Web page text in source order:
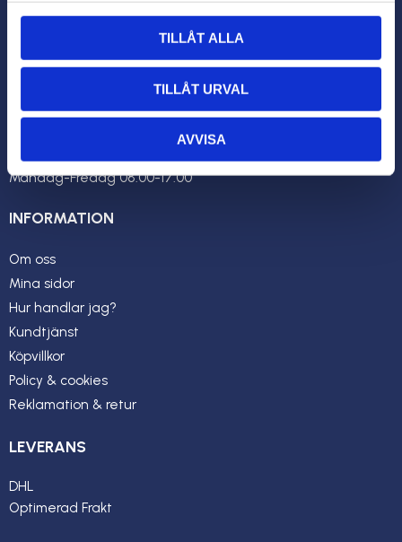
TILLÅT ALLA
TILLÅT URVAL
AVVISA
Vi levererar morgondagens teknik!
info@ksbteknik.se
Öppettider:
Måndag-Fredag 08.00-17.00
INFORMATION
Om oss
Mina sidor
Hur handlar jag?
Kundtjänst
Köpvillkor
Policy & cookies
Reklamation & retur
LEVERANS
DHL
Optimerad Frakt